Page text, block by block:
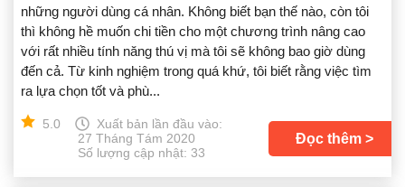
những người dùng cá nhân. Không biết bạn thế nào, còn tôi
thì không hề muốn chi tiền cho một chương trình nâng cao
với rất nhiều tính năng thú vị mà tôi sẽ không bao giờ dùng
đến cả. Từ kinh nghiệm trong quá khứ, tôi biết rằng việc tìm
ra lựa chọn tốt và phù...
5.0
Xuất bản lần đầu vào:
27 Tháng Tám 2020
Số lượng cập nhật: 33
Đọc thêm